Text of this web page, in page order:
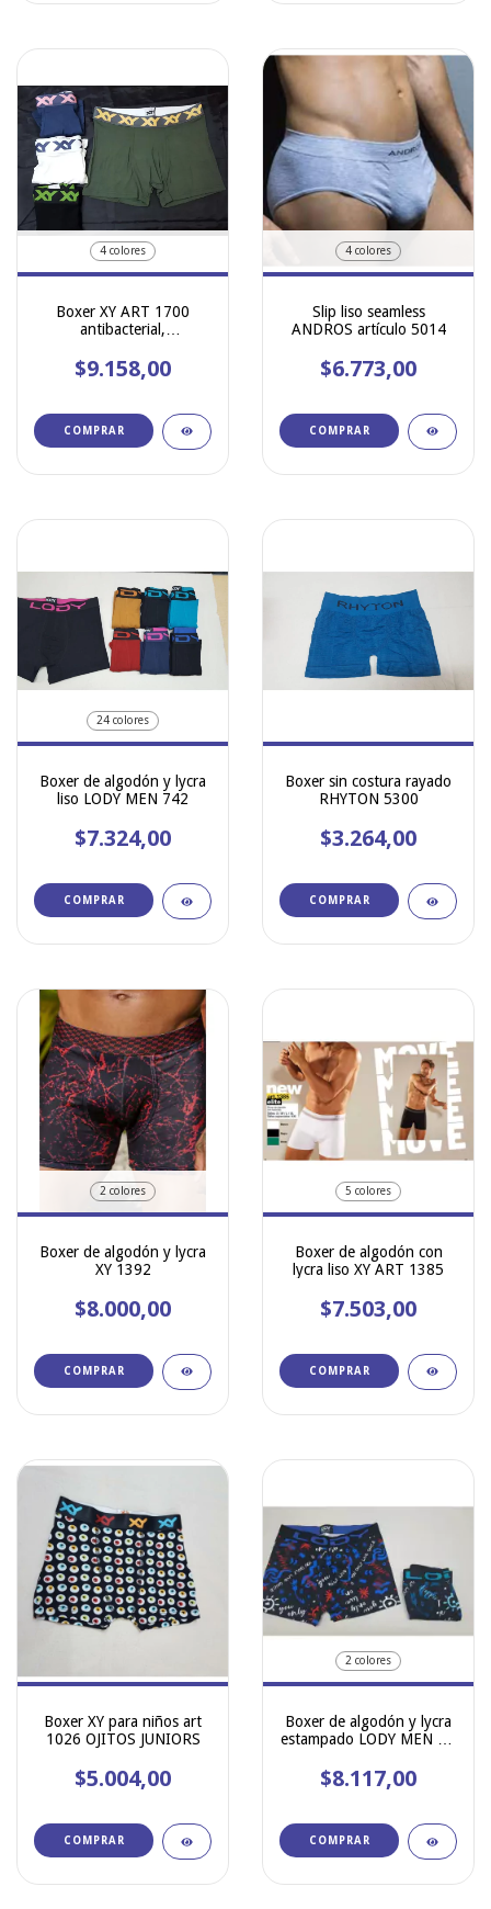
4 colores
Boxer XY ART 1700
antibacterial,
anticlimatico
$9.158,00
COMPRAR
4 colores
Slip liso seamless
ANDROS artículo 5014
$6.773,00
COMPRAR
24 colores
Boxer de algodón y lycra
liso LODY MEN 742
$7.324,00
COMPRAR
Boxer sin costura rayado
RHYTON 5300
$3.264,00
COMPRAR
2 colores
Boxer de algodón y lycra
XY 1392
$8.000,00
COMPRAR
5 colores
Boxer de algodón con
lycra liso XY ART 1385
$7.503,00
COMPRAR
Boxer XY para niños art
1026 OJITOS JUNIORS
$5.004,00
COMPRAR
2 colores
Boxer de algodón y lycra
estampado LODY MEN art
$8.117,00
COMPRAR